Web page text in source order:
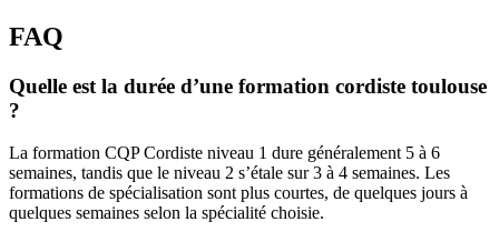
FAQ
Quelle est la durée d’une formation cordiste toulouse
?
La formation CQP Cordiste niveau 1 dure généralement 5 à 6
semaines, tandis que le niveau 2 s’étale sur 3 à 4 semaines. Les
formations de spécialisation sont plus courtes, de quelques jours à
quelques semaines selon la spécialité choisie.